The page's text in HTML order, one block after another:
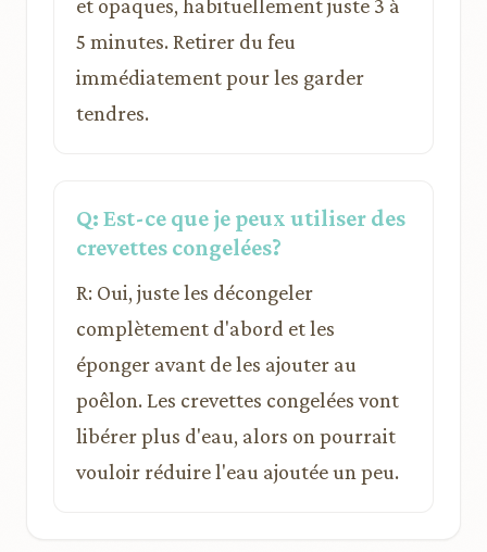
et opaques, habituellement juste 3 à
5 minutes. Retirer du feu
immédiatement pour les garder
tendres.
Q: Est-ce que je peux utiliser des
crevettes congelées?
R: Oui, juste les décongeler
complètement d'abord et les
éponger avant de les ajouter au
poêlon. Les crevettes congelées vont
libérer plus d'eau, alors on pourrait
vouloir réduire l'eau ajoutée un peu.